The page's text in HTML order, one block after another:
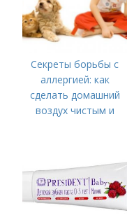
Секреты борьбы с
аллергией: как
сделать домашний
воздух чистым и